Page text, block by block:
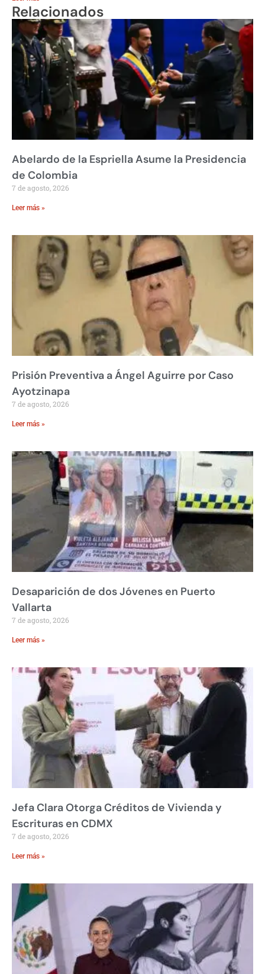
Relacionados
Abelardo de la Espriella Asume la Presidencia
de Colombia
7 de agosto, 2026
Leer más »
Prisión Preventiva a Ángel Aguirre por Caso
Ayotzinapa
7 de agosto, 2026
Leer más »
Desaparición de dos Jóvenes en Puerto
Vallarta
7 de agosto, 2026
Leer más »
Jefa Clara Otorga Créditos de Vivienda y
Escrituras en CDMX
7 de agosto, 2026
Leer más »